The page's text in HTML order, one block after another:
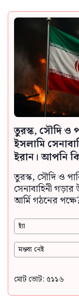
তুরস্ক, সৌদি ও
ইসলামি
ইরান। আপনি
তুরস্ক, সৌদি ও
সেনাবাহিনী
আর্মি গঠনের
হ্যাঁ
মন্তব্য নেই
মোট ভোট: ৫১১৬